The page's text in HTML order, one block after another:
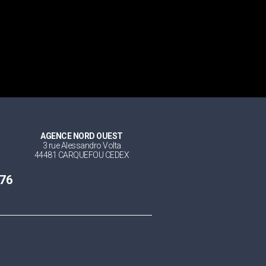
AGENCE NORD OUEST
3 rue Alessandro Volta
44481 CARQUEFOU CEDEX